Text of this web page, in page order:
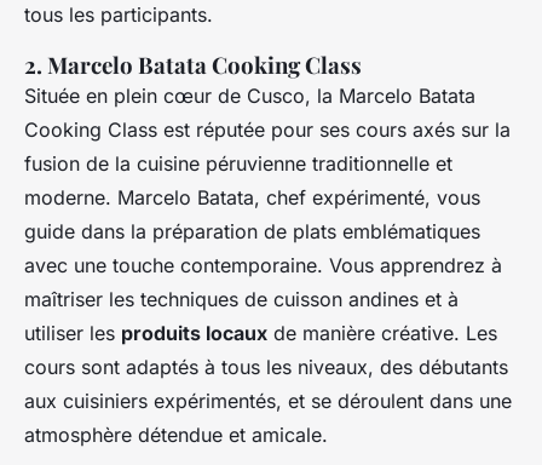
tous les participants.
2. Marcelo Batata Cooking Class
Située en plein cœur de Cusco, la Marcelo Batata
Cooking Class est réputée pour ses cours axés sur la
fusion de la cuisine péruvienne traditionnelle et
moderne. Marcelo Batata, chef expérimenté, vous
guide dans la préparation de plats emblématiques
avec une touche contemporaine. Vous apprendrez à
maîtriser les techniques de cuisson andines et à
utiliser les produits locaux de manière créative. Les
cours sont adaptés à tous les niveaux, des débutants
aux cuisiniers expérimentés, et se déroulent dans une
atmosphère détendue et amicale.